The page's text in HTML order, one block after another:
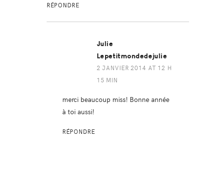
RÉPONDRE
Julie
Lepetitmondedejulie
2 JANVIER 2014 AT 12 H
15 MIN
merci beaucoup miss! Bonne année
à toi aussi!
RÉPONDRE